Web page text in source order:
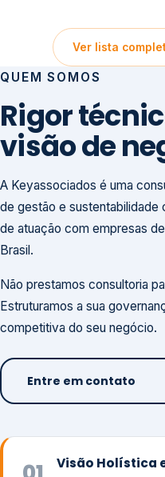
Ver lista
QUEM SOMOS
Rigor
visão de
A Keyassociados é uma
de gestão e sustentabilidade
de atuação com empresas
Brasil.
Não prestamos consultoria
Estruturamos a sua
competitiva do seu negócio.
Entre em contato
Visão Holística